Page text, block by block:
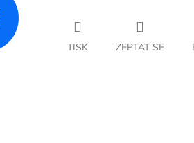
TISK ZEPTAT SE